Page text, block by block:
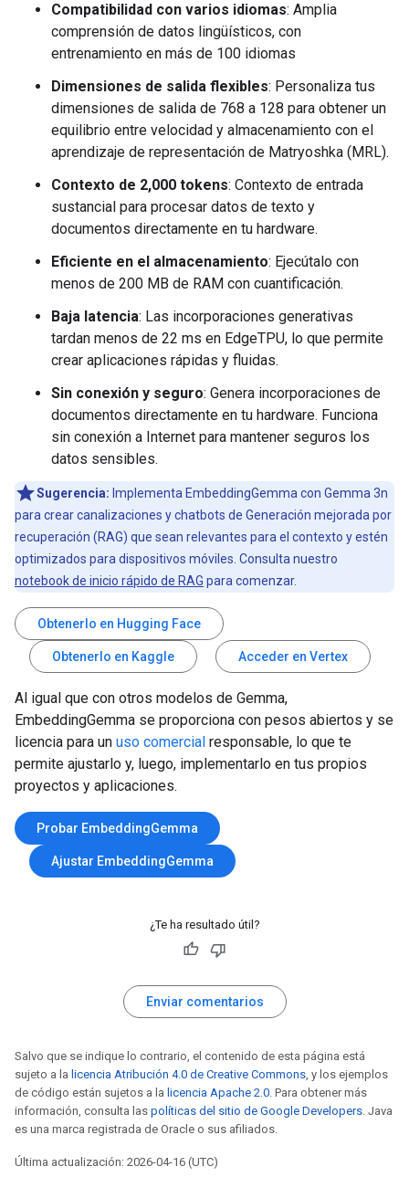
Compatibilidad con varios idiomas: Amplia
comprensión de datos lingüísticos, con
entrenamiento en más de 100 idiomas
Dimensiones de salida flexibles: Personaliza tus
dimensiones de salida de 768 a 128 para obtener un
equilibrio entre velocidad y almacenamiento con el
aprendizaje de representación de Matryoshka (MRL).
Contexto de 2,000 tokens: Contexto de entrada
sustancial para procesar datos de texto y
documentos directamente en tu hardware.
Eficiente en el almacenamiento: Ejecútalo con
menos de 200 MB de RAM con cuantificación.
Baja latencia: Las incorporaciones generativas
tardan menos de 22 ms en EdgeTPU, lo que permite
crear aplicaciones rápidas y fluidas.
Sin conexión y seguro: Genera incorporaciones de
documentos directamente en tu hardware. Funciona
sin conexión a Internet para mantener seguros los
datos sensibles.
Sugerencia: Implementa EmbeddingGemma con Gemma 3n
para crear canalizaciones y chatbots de Generación mejorada por
recuperación (RAG) que sean relevantes para el contexto y estén
optimizados para dispositivos móviles. Consulta nuestro
notebook de inicio rápido de RAG para comenzar.
Obtenerlo en Hugging Face
Obtenerlo en Kaggle Acceder en Vertex
Al igual que con otros modelos de Gemma,
EmbeddingGemma se proporciona con pesos abiertos y se
licencia para un uso comercial responsable, lo que te
permite ajustarlo y, luego, implementarlo en tus propios
proyectos y aplicaciones.
Probar EmbeddingGemma
Ajustar EmbeddingGemma
¿Te ha resultado útil?
Enviar comentarios
Salvo que se indique lo contrario, el contenido de esta página está
sujeto a la licencia Atribución 4.0 de Creative Commons, y los ejemplos
de código están sujetos a la licencia Apache 2.0. Para obtener más
información, consulta las políticas del sitio de Google Developers. Java
es una marca registrada de Oracle o sus afiliados.
Última actualización: 2026-04-16 (UTC)